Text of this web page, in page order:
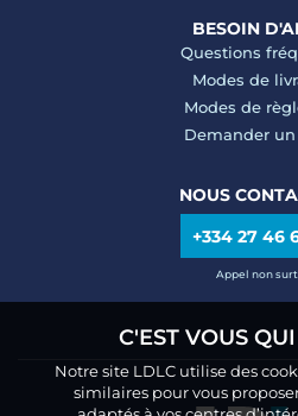
BESOIN
Questions
Modes de
Modes de
Demander
NOUS
+334 27 46
Appel non
C'EST VOUS
Notre site LDLC utilise des
similaires pour vous